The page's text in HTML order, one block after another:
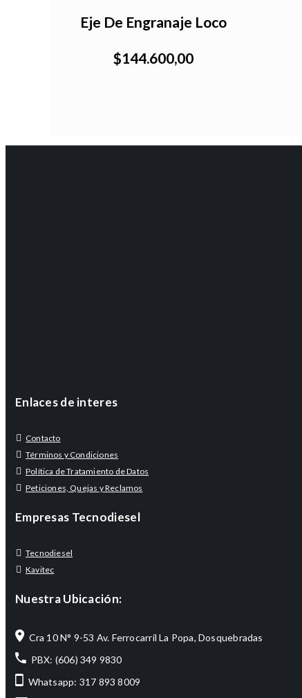
Eje De Engranaje Loco
$144.600,00
Enlaces de interes
Contacto
Términos y Condiciones
Política de Tratamiento de Datos
Peticiones, Quejas y Reclamos
Empresas Tecnodiesel
Tecnodiesel
Kavitec
Nuestra Ubicación:
Cra 10 N° 9-53 Av. Ferrocarril La Popa, Dosquebradas
PBX: (606) 349 9830
Whatsapp: 317 893 8009